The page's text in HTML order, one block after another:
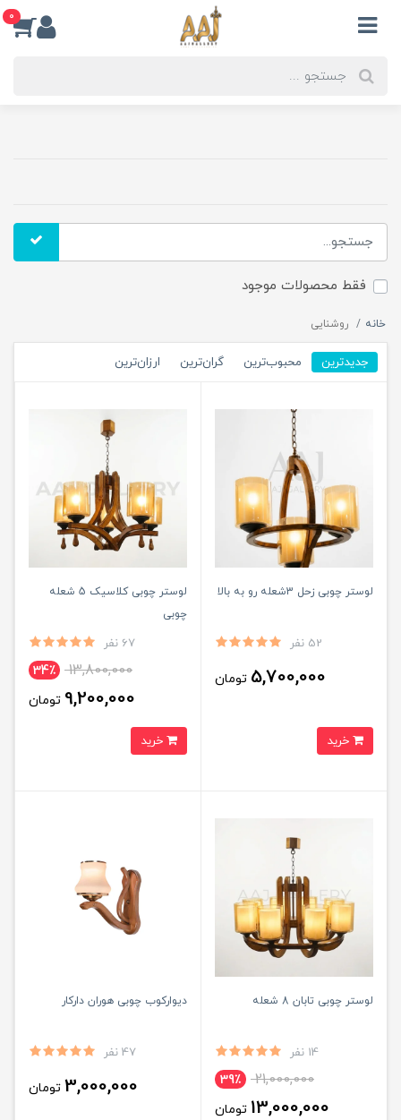
0
فقط محصولات موجود
خانه روشنایی
جدیدترین محبوب‌ترین گران‌ترین ارزان‌ترین
لوستر چوبی زحل 3شعله رو به بالا
52 نفر
5,700,000 تومان
لوستر چوبی کلاسیک 5 شعله
چوبی
67 نفر
13,800,000 34٪
9,200,000 تومان
لوستر چوبی تابان 8 شعله
14 نفر
21,000,000 39٪
13,000,000 تومان
دیوارکوب چوبی هوران دارکار
47 نفر
3,000,000 تومان